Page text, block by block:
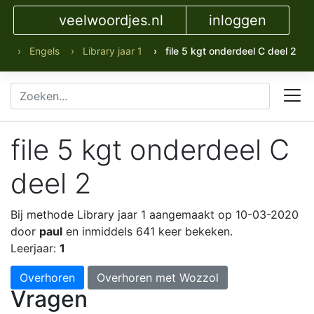
veelwoordjes.nl inloggen
› Engels › Library jaar 1 › file 5 kgt onderdeel C deel 2
file 5 kgt onderdeel C
deel 2
Bij methode Library jaar 1 aangemaakt op 10-03-2020
door paul en inmiddels 641 keer bekeken.
Leerjaar: 1
Overhoren Overhoren met Wozzol
Vragen